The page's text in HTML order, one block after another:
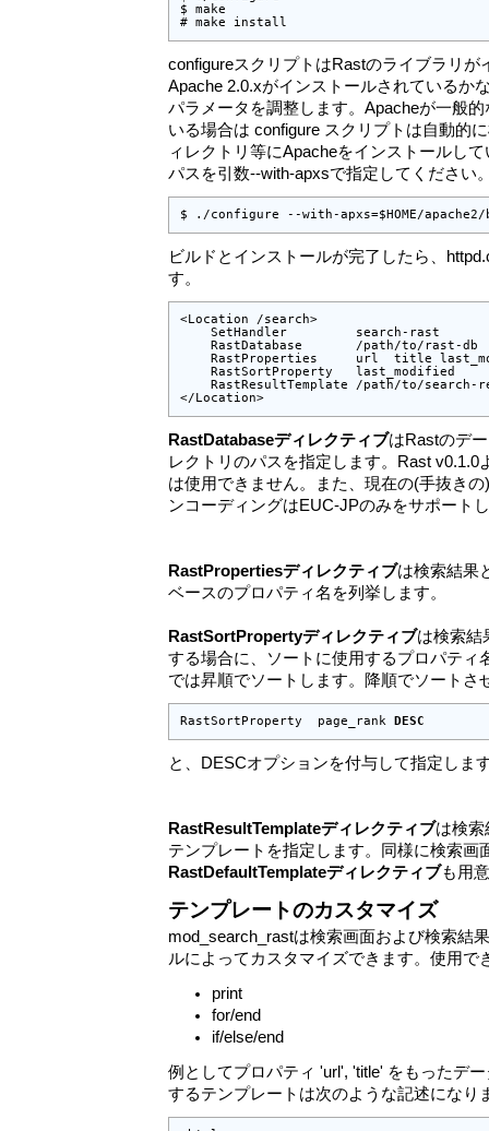
$ make
# make install
configureスクリプトはRastのライブラリが
Apache 2.0.xがインストールされているか
パラメータを調整します。Apacheが一般
いる場合は configure スクリプトは自動的
ィレクトリ等にApacheをインストールし
パスを引数--with-apxsで指定してください
$ ./configure --with-apxs=$HOME/
ビルドとインストールが完了したら、
す。
<Location /search>
    SetHandler         search-rast
    RastDatabase       /path/to/rast-db
RastProperties     url  title
    RastSortProperty   last_modified
RastResultTemplate /path/to/search-
</Location>
RastDatabaseディレクティブはRastのデ
レクトリのパスを指定します。Rast v0.1.0
は使用できません。また、現在の(手抜き
ンコーディングはEUC-JPのみをサポート
RastPropertiesディレクティブは検索結果
ベースのプロパティ名を列挙します。
RastSortPropertyディレクティブは検索結
する場合に、ソートに使用するプロパティ
では昇順でソートします。降順でソートさ
RastSortProperty  page_rank DESC
と、DESCオプションを付与して指定しま
RastResultTemplateディレクティブは検索
テンプレートを指定します。同様に検索画
RastDefaultTemplateディレクティブも用
テンプレートのカスタマイズ
mod_search_rastは検索画面および検索結
ルによってカスタマイズできます。使用で
print
for/end
if/else/end
例としてプロパティ 'url', 'title' をもったデ
するテンプレートは次のような記述になり